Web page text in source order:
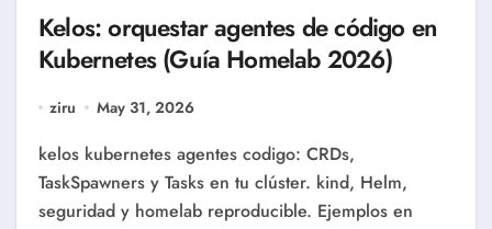
Kelos: orquestar agentes de código en
Kubernetes (Guía Homelab 2026)
ziru May 31, 2026
kelos kubernetes agentes codigo: CRDs,
TaskSpawners y Tasks en tu clúster. kind, Helm,
seguridad y homelab reproducible. Ejemplos en